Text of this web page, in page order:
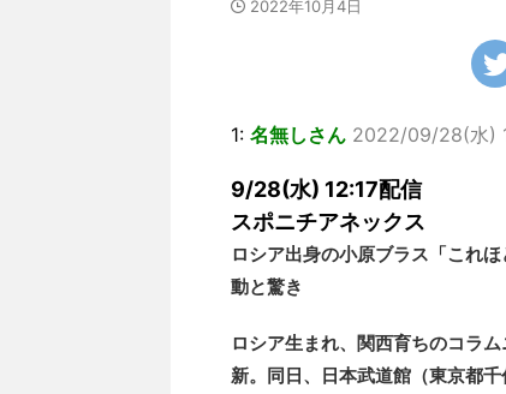
2022年10月4日
1: 名無しさん 2022/09/28(水)
9/28(水) 12:17配信
スポニチアネックス
ロシア出身の小原ブラス「これ
動と驚き
ロシア生まれ、関西育ちのコラ
新。同日、日本武道館（東京都